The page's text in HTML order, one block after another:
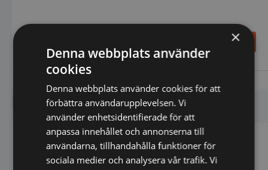
27.060,00SEK SEK
Liknande produkter
×
Denna webbplats använder
cookies
Denna webbplats använder cookies för att
förbättra användarupplevelsen. Vi
använder enhetsidentifierade för att
anpassa innehållet och annonserna till
användarna, tillhandahålla funktioner för
sociala medier och analysera vår trafik. Vi